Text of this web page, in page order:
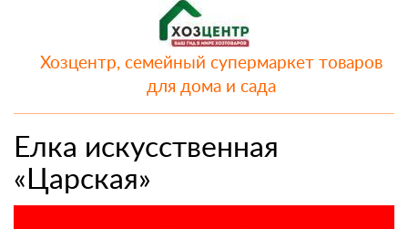
Хозцентр, семейный супермаркет товаров
для дома и сада
Елка искусственная
«Царская»